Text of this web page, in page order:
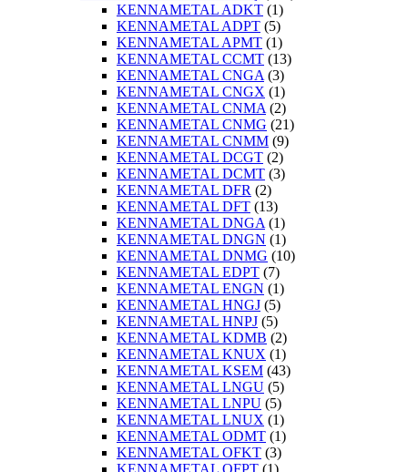
KENNAMETAL ADKT (1)
KENNAMETAL ADPT (5)
KENNAMETAL APMT (1)
KENNAMETAL CCMT (13)
KENNAMETAL CNGA (3)
KENNAMETAL CNGX (1)
KENNAMETAL CNMA (2)
KENNAMETAL CNMG (21)
KENNAMETAL CNMM (9)
KENNAMETAL DCGT (2)
KENNAMETAL DCMT (3)
KENNAMETAL DFR (2)
KENNAMETAL DFT (13)
KENNAMETAL DNGA (1)
KENNAMETAL DNGN (1)
KENNAMETAL DNMG (10)
KENNAMETAL EDPT (7)
KENNAMETAL ENGN (1)
KENNAMETAL HNGJ (5)
KENNAMETAL HNPJ (5)
KENNAMETAL KDMB (2)
KENNAMETAL KNUX (1)
KENNAMETAL KSEM (43)
KENNAMETAL LNGU (5)
KENNAMETAL LNPU (5)
KENNAMETAL LNUX (1)
KENNAMETAL ODMT (1)
KENNAMETAL OFKT (3)